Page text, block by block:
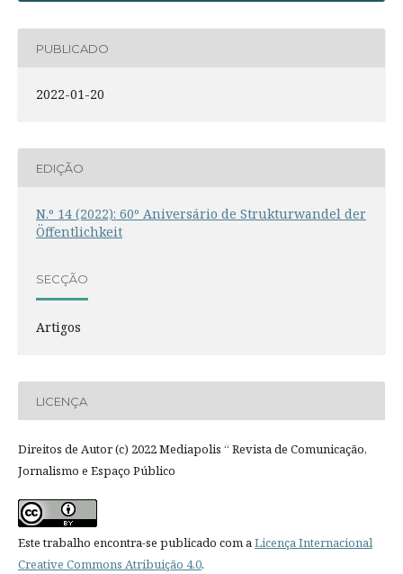
PUBLICADO
2022-01-20
EDIÇÃO
N.º 14 (2022): 60º Aniversário de Strukturwandel der
Öffentlichkeit
SECÇÃO
Artigos
LICENÇA
Direitos de Autor (c) 2022 Mediapolis “ Revista de Comunicação,
Jornalismo e Espaço Público
Este trabalho encontra-se publicado com aLicença Internacional
Creative Commons Atribuição 4.0.